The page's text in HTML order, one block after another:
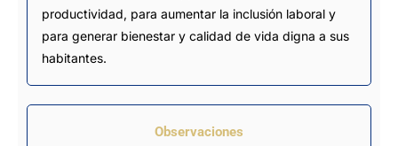
productividad, para aumentar la inclusión laboral y
para generar bienestar y calidad de vida digna a sus
habitantes.
Observaciones